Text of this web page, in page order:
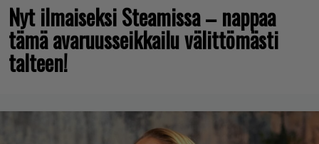
Nyt ilmaiseksi Steamissa – nappaa
tämä avaruusseikkailu välittömästi
talteen!